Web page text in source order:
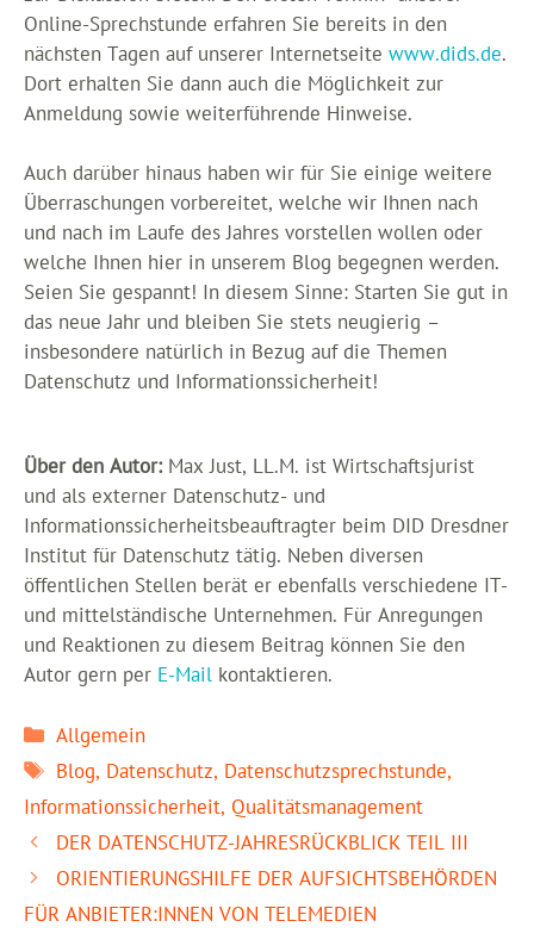
Online-Sprechstunde erfahren Sie bereits in den
nächsten Tagen auf unserer Internetseite www.dids.de.
Dort erhalten Sie dann auch die Möglichkeit zur
Anmeldung sowie weiterführende Hinweise.
Auch darüber hinaus haben wir für Sie einige weitere
Überraschungen vorbereitet, welche wir Ihnen nach
und nach im Laufe des Jahres vorstellen wollen oder
welche Ihnen hier in unserem Blog begegnen werden.
Seien Sie gespannt! In diesem Sinne: Starten Sie gut in
das neue Jahr und bleiben Sie stets neugierig –
insbesondere natürlich in Bezug auf die Themen
Datenschutz und Informationssicherheit!
Über den Autor:Max Just, LL.M. ist Wirtschaftsjurist
und als externer Datenschutz- und
Informationssicherheitsbeauftragter beim DID Dresdner
Institut für Datenschutz tätig. Neben diversen
öffentlichen Stellen berät er ebenfalls verschiedene IT-
und mittelständische Unternehmen. Für Anregungen
und Reaktionen zu diesem Beitrag können Sie den
Autor gern per E-Mail kontaktieren.
Kategorien
Allgemein
Schlagwörter
Blog, Datenschutz, Datenschutzsprechstunde,
Informationssicherheit, Qualitätsmanagement
DER DATENSCHUTZ-JAHRESRÜCKBLICK TEIL III
ORIENTIERUNGSHILFE DER AUFSICHTSBEHÖRDEN
FÜR ANBIETER:INNEN VON TELEMEDIEN